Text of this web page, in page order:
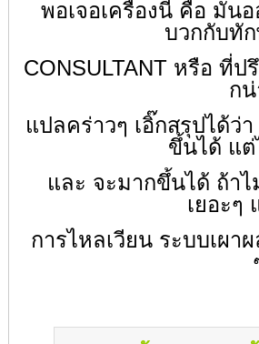
พอเจอเครื่องนี้ คือ มัน
บวกกับทั
CONSULTANT หรือ ที่ป
ก
แปลคร่าวๆ เอิ๊กสรุปได้ว่
ขึ้นได้ แต่
และ จะมากขึ้นได้ ถ้า
เยอะๆ
การไหลเวียน ระบบเผ